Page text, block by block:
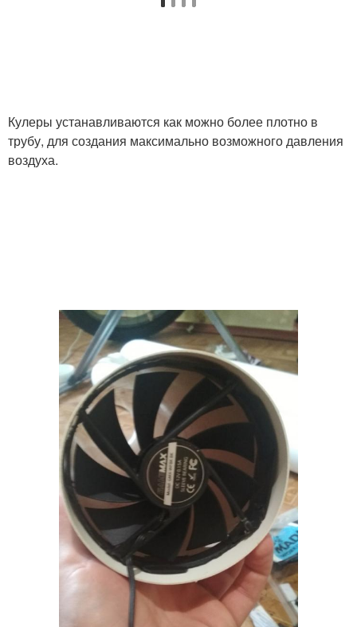
Кулеры устанавливаются как можно более плотно в
трубу, для создания максимально возможного давления
воздуха.